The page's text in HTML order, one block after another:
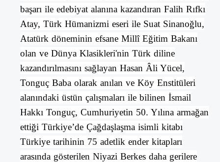
başarı ile edebiyat alanına kazandıran Falih Rıfkı
Atay, Türk Hümanizmi eseri ile Suat Sinanoğlu,
Atatürk döneminin efsane Millî Eğitim Bakanı
olan ve Dünya Klasikleri'nin Türk diline
kazandırılmasını sağlayan Hasan Âli Yücel,
Tonguç Baba olarak anılan ve Köy Enstitüleri
alanındaki üstün çalışmaları ile bilinen İsmail
Hakkı Tonguç, Cumhuriyetin 50. Yılına armağan
ettiği Türkiye’de Çağdaşlaşmaisimli kitabı
Türkiyetarihinin 75 adetlik ender kitapları
arasında gösterilen Niyazi Berkesdaha gerilere